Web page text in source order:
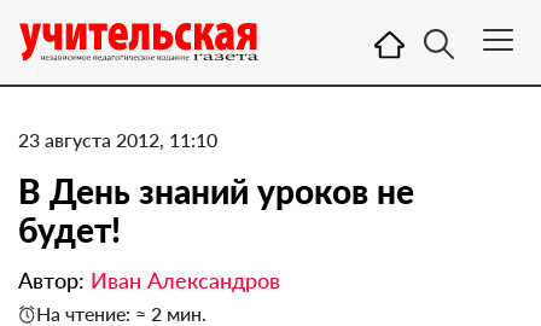
23 августа 2012, 11:10
В День знаний уроков не
будет!
Автор: Иван Александров
На чтение: ≈ 2 мин.